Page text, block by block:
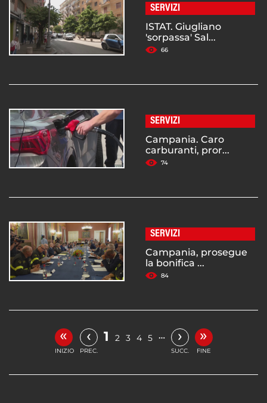
SERVIZI
ISTAT. Giugliano
'sorpassa' Sal...
66
SERVIZI
Campania. Caro
carburanti, pror...
74
SERVIZI
Campania, prosegue
la bonifica ...
84
«
INIZIO
‹
PREC.
1 2 3 4 5 … ›
SUCC.
»
FINE